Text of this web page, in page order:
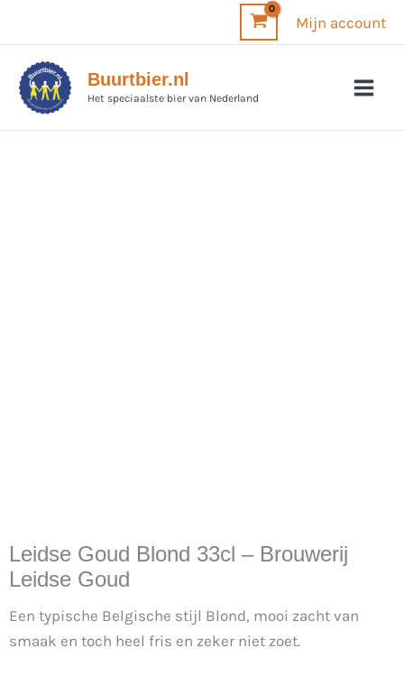
inhoud
Mijn account
Buurtbier.nl
Het speciaalste bier van Nederland
Leidse Goud Blond 33cl – Brouwerij
Leidse Goud
Een typische Belgische stijl Blond, mooi zacht van
smaak en toch heel fris en zeker niet zoet.